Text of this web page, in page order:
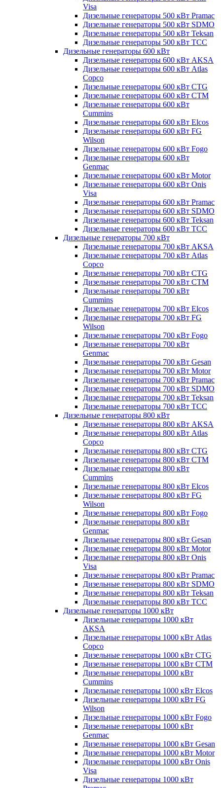
Visa
Дизельные генераторы 500 кВт Pramac
Дизельные генераторы 500 кВт SDMO
Дизельные генераторы 500 кВт Teksan
Дизельные генераторы 500 кВт ТСС
Дизельные генераторы 600 кВт
Дизельные генераторы 600 кВт AKSA
Дизельные генераторы 600 кВт Atlas
Copco
Дизельные генераторы 600 кВт CTG
Дизельные генераторы 600 кВт CTM
Дизельные генераторы 600 кВт
Cummins
Дизельные генераторы 600 кВт Elcos
Дизельные генераторы 600 кВт FG
Wilson
Дизельные генераторы 600 кВт Fogo
Дизельные генераторы 600 кВт
Genmac
Дизельные генераторы 600 кВт Motor
Дизельные генераторы 600 кВт Onis
Visa
Дизельные генераторы 600 кВт Pramac
Дизельные генераторы 600 кВт SDMO
Дизельные генераторы 600 кВт Teksan
Дизельные генераторы 600 кВт ТСС
Дизельные генераторы 700 кВт
Дизельные генераторы 700 кВт AKSA
Дизельные генераторы 700 кВт Atlas
Copco
Дизельные генераторы 700 кВт CTG
Дизельные генераторы 700 кВт CTM
Дизельные генераторы 700 кВт
Cummins
Дизельные генераторы 700 кВт Elcos
Дизельные генераторы 700 кВт FG
Wilson
Дизельные генераторы 700 кВт Fogo
Дизельные генераторы 700 кВт
Genmac
Дизельные генераторы 700 кВт Gesan
Дизельные генераторы 700 кВт Motor
Дизельные генераторы 700 кВт Pramac
Дизельные генераторы 700 кВт SDMO
Дизельные генераторы 700 кВт Teksan
Дизельные генераторы 700 кВт ТСС
Дизельные генераторы 800 кВт
Дизельные генераторы 800 кВт AKSA
Дизельные генераторы 800 кВт Atlas
Copco
Дизельные генераторы 800 кВт CTG
Дизельные генераторы 800 кВт CTM
Дизельные генераторы 800 кВт
Cummins
Дизельные генераторы 800 кВт Elcos
Дизельные генераторы 800 кВт FG
Wilson
Дизельные генераторы 800 кВт Fogo
Дизельные генераторы 800 кВт
Genmac
Дизельные генераторы 800 кВт Gesan
Дизельные генераторы 800 кВт Motor
Дизельные генераторы 800 кВт Onis
Visa
Дизельные генераторы 800 кВт Pramac
Дизельные генераторы 800 кВт SDMO
Дизельные генераторы 800 кВт Teksan
Дизельные генераторы 800 кВт ТСС
Дизельные генераторы 1000 кВт
Дизельные генераторы 1000 кВт
AKSA
Дизельные генераторы 1000 кВт Atlas
Copco
Дизельные генераторы 1000 кВт CTG
Дизельные генераторы 1000 кВт CTM
Дизельные генераторы 1000 кВт
Cummins
Дизельные генераторы 1000 кВт Elcos
Дизельные генераторы 1000 кВт FG
Wilson
Дизельные генераторы 1000 кВт Fogo
Дизельные генераторы 1000 кВт
Genmac
Дизельные генераторы 1000 кВт Gesan
Дизельные генераторы 1000 кВт Motor
Дизельные генераторы 1000 кВт Onis
Visa
Дизельные генераторы 1000 кВт